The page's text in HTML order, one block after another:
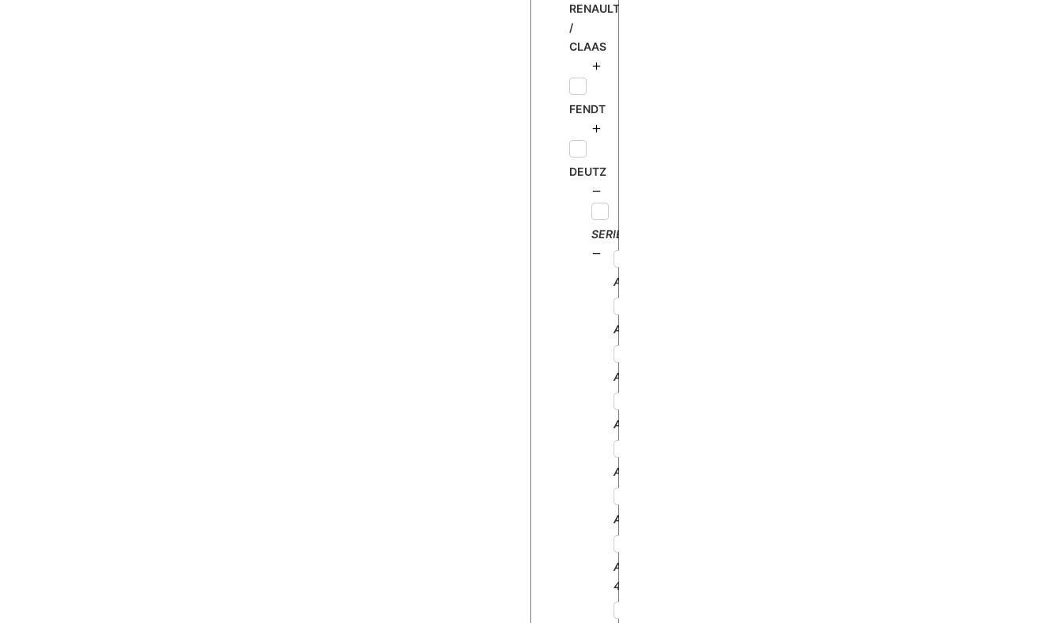
RENAULT
/
CLAAS
FENDT
DEUTZ
SERIE
AGROPLUS100
AGROPLUS60
AGROPLUS70
AGROPLUS75
AGROPLUS85
AGROPLUS95
AGROSTAR
4.61